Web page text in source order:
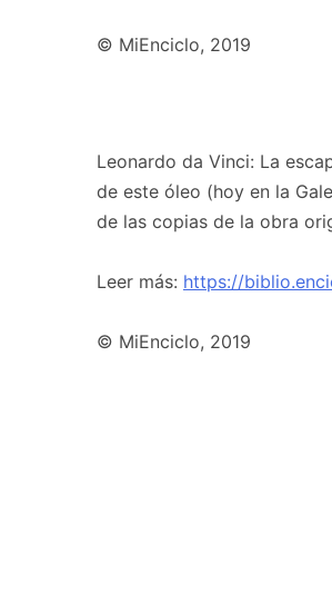
© MiEnciclo, 2019
Leonardo da Vinci: La
de este óleo (hoy en la
de las copias de la obra
Leer más: https://
© MiEnciclo, 2019